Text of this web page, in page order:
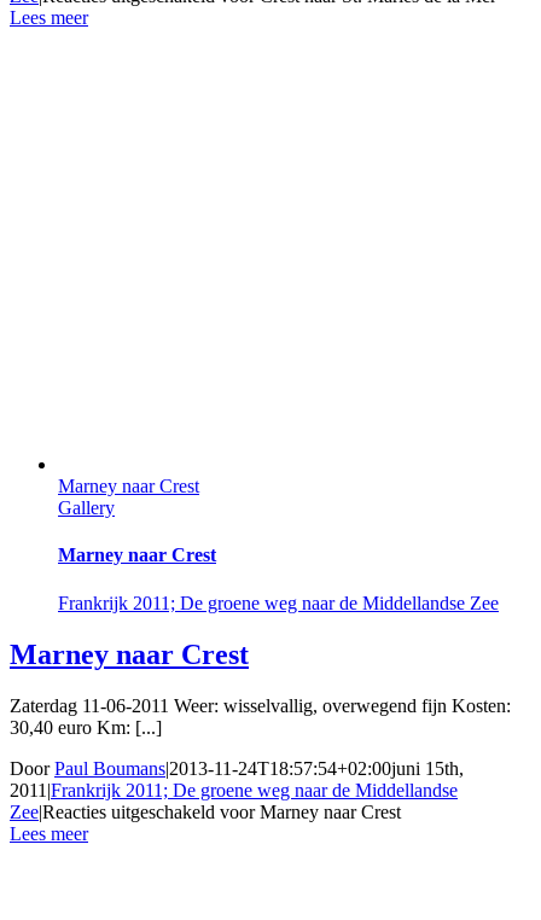
Lees meer
Marney naar Crest
Gallery
Marney naar Crest
Frankrijk 2011; De groene weg naar de Middellandse Zee
Marney naar Crest
Zaterdag 11-06-2011 Weer: wisselvallig, overwegend fijn Kosten:
30,40 euro Km: [...]
DoorPaul Boumans|2013-11-24T18:57:54+02:00juni 15th,
2011 |Frankrijk 2011; De groene weg naar de Middellandse
Zee|Reacties uitgeschakeld voor Marney naar Crest
Lees meer